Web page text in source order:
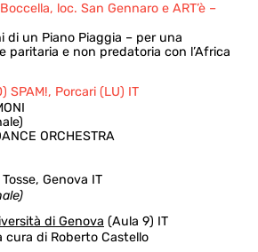
loc. San Gennaro e ART’è –
di un Piano Piaggia – per una
paritaria e non predatoria con l’Africa
SPAM!, Porcari (LU) IT
ORCHESTRA
Genova IT
di Genova (Aula 9) IT
cura di Roberto Castello